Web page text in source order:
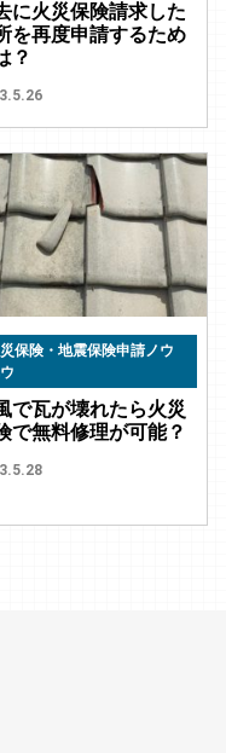
に火災保険請求した
を再度申請するため
？
保険・地震保険申請ノウ
で瓦が壊れたら火災
で無料修理が可能？